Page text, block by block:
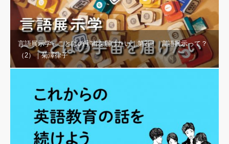
言語展示学～ことばの宇宙を届けたい｜第2回 言語展示って？
（2）｜菊澤律子